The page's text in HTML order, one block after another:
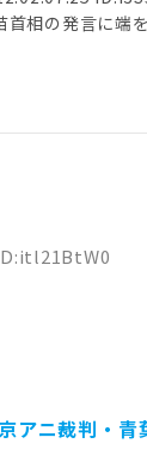
首相の発言に端
アニ裁判・